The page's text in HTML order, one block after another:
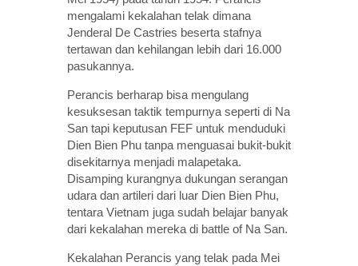
mengalami kekalahan telak dimana
Jenderal De Castries beserta stafnya
tertawan dan kehilangan lebih dari 16.000
pasukannya.
Perancis berharap bisa mengulang
kesuksesan taktik tempurnya seperti di Na
San tapi keputusan FEF untuk menduduki
Dien Bien Phu tanpa menguasai bukit-bukit
disekitarnya menjadi malapetaka.
Disamping kurangnya dukungan serangan
udara dan artileri dari luar Dien Bien Phu,
tentara Vietnam juga sudah belajar banyak
dari kekalahan mereka di battle of Na San.
Kekalahan Perancis yang telak pada Mei